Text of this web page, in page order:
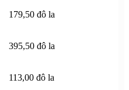
179,50 đô la
395,50 đô la
113,00 đô la